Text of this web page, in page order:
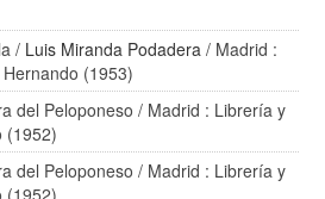
/ Luis Miranda Podadera / Madrid :
(1953)
del Peloponeso / Madrid : Librería y
(1952)
del Peloponeso / Madrid : Librería y